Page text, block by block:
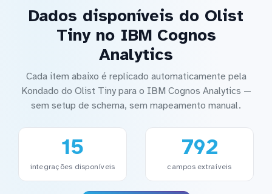
Dados disponíveis do Olist
Tiny no IBM Cognos
Analytics
Cada item abaixo é replicado automaticamente pela
Kondado do Olist Tiny para o IBM Cognos Analytics —
sem setup de schema, sem mapeamento manual.
15
integrações disponíveis
792
campos extraíveis